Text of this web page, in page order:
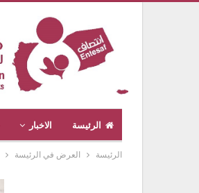
الرئيسة الاخبار
الرئيسة العرض في الرئيسة